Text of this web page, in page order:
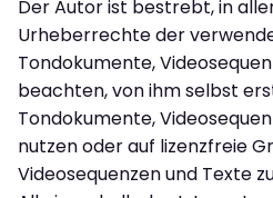
Der Autor ist bestrebt, in
Urheberrechte der
Tondokumente,
beachten, von ihm selbst
Tondokumente,
nutzen oder auf lizenzfreie
Videosequenzen und Texte